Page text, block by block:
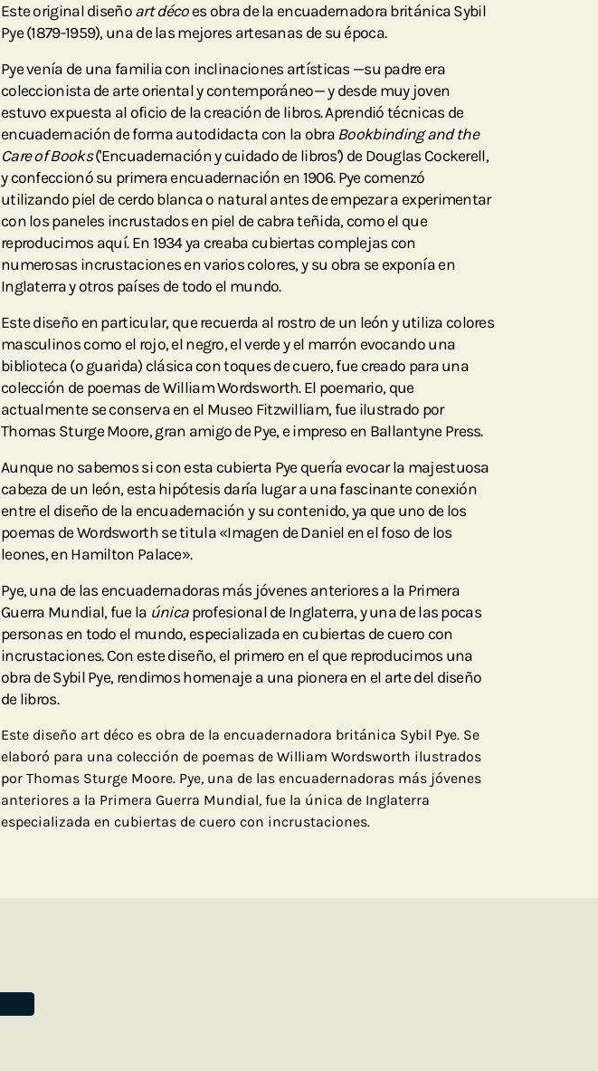
Este original diseño art décoes obra de la encuadernadora británica Sybil
Pye (1879-1959), una de las mejores artesanas de su época.
Pye venía de una familia con inclinaciones artísticas —su padre era
coleccionista de arte oriental y contemporáneo— y desde muy joven
estuvo expuesta al oficio de la creación de libros. Aprendió técnicas de
encuadernación de forma autodidacta con la obra Bookbinding and the
Care of Books('Encuadernación y cuidado de libros') de Douglas Cockerell,
y confeccionó su primera encuadernación en 1906. Pye comenzó
utilizando piel de cerdo blanca o natural antes de empezar a experimentar
con los paneles incrustados en piel de cabra teñida, como el que
reproducimos aquí. En 1934 ya creaba cubiertas complejas con
numerosas incrustaciones en varios colores, y su obra se exponía en
Inglaterra y otros países de todo el mundo.
Este diseño en particular, que recuerda al rostro de un león y utiliza colores
masculinos como el rojo, el negro, el verde y el marrón evocando una
biblioteca (o guarida) clásica con toques de cuero, fue creado para una
colección de poemas de William Wordsworth. El poemario, que
actualmente se conserva en el Museo Fitzwilliam, fue ilustrado por
Thomas Sturge Moore, gran amigo de Pye, e impreso en Ballantyne Press.
Aunque no sabemos si con esta cubierta Pye quería evocar la majestuosa
cabeza de un león, esta hipótesis daría lugar a una fascinante conexión
entre el diseño de la encuadernación y su contenido, ya que uno de los
poemas de Wordsworth se titula «Imagen de Daniel en el foso de los
leones, en Hamilton Palace».
Pye, una de las encuadernadoras más jóvenes anteriores a la Primera
Guerra Mundial, fue la únicaprofesional de Inglaterra, y una de las pocas
personas en todo el mundo, especializada en cubiertas de cuero con
incrustaciones. Con este diseño, el primero en el que reproducimos una
obra de Sybil Pye, rendimos homenaje a una pionera en el arte del diseño
de libros.
Este diseño art déco es obra de la encuadernadora británica Sybil Pye. Se
elaboró para una colección de poemas de William Wordsworth ilustrados
por Thomas Sturge Moore. Pye, una de las encuadernadoras más jóvenes
anteriores a la Primera Guerra Mundial, fue la única de Inglaterra
especializada en cubiertas de cuero con incrustaciones.